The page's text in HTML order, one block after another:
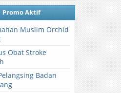
Promo Aktif
Muslim Orchid
Obat Stroke
Badan